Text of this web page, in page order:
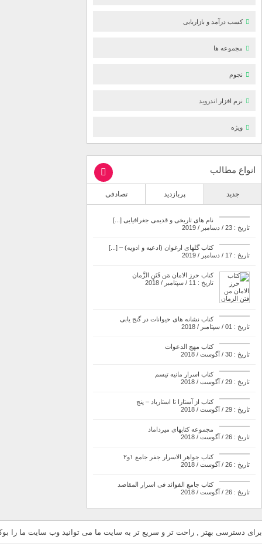
کسب درآمد و بازاریابی
مجموعه ها
نجوم
نرم افزار اندروید
ویژه
انواع مطالب
جدید پربازدید تصادفی
نام های تاریخی و قدیمی جغرافیایی [...]
تاریخ : 23 / دسامبر / 2019
کتاب گلهای ارغوان (ادعیه و ادویه) – [...]
تاریخ : 17 / دسامبر / 2019
کتاب حرز الامان مَن فَتَنِ الزَّمان
تاریخ : 11 / سپتامبر / 2018
کتاب نشانه های حیوانات در گنج یابی
تاریخ : 01 / سپتامبر / 2018
کتاب مهج الدعوات
تاریخ : 30 / آگوست / 2018
کتاب اسرار مانیه تیسم
تاریخ : 29 / آگوست / 2018
کتاب از آستارا تا استارباد – پنج
تاریخ : 29 / آگوست / 2018
مجموعه کتابهای میرداماد
تاریخ : 26 / آگوست / 2018
کتاب جواهر الاسرار جفر جامع ۱و۲
تاریخ : 26 / آگوست / 2018
کتاب جامع الفوائد فی اسرار المقاصد
تاریخ : 26 / آگوست / 2018
برای دسترسی بهتر , راحت تر و سریع تر به سایت ما می توانید وب سایت ما را